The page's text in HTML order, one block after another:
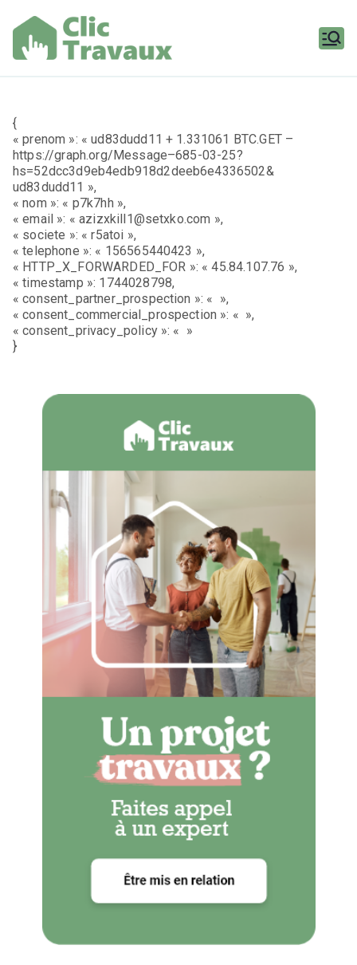
contenu
{
« prenom »: « ud83dudd11 + 1.331061 BTC.GET –
https://graph.org/Message–685-03-25?
hs=52dcc3d9eb4edb918d2deeb6e4336502&
ud83dudd11 »,
« nom »: « p7k7hh »,
« email »: « azizxkill1@setxko.com »,
« societe »: « r5atoi »,
« telephone »: « 156565440423 »,
« HTTP_X_FORWARDED_FOR »: « 45.84.107.76 »,
« timestamp »: 1744028798,
« consent_partner_prospection »: « »,
« consent_commercial_prospection »: « »,
« consent_privacy_policy »: « »
}